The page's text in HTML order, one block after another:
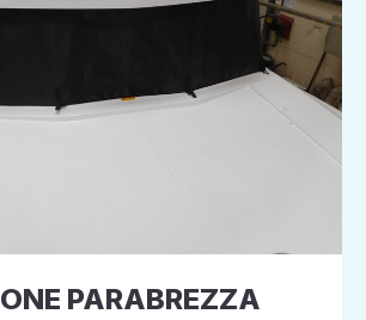
PARABREZZA